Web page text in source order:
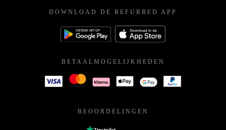
DOWNLOAD DE REFURBED APP
BETAALMOGELIJKHEDEN
BEOORDELINGEN